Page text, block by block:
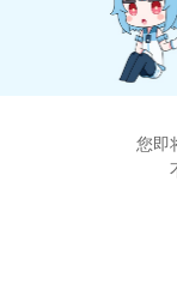
您即